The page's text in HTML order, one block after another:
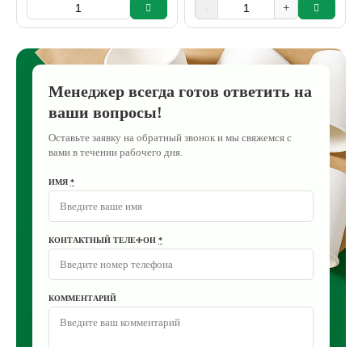
- +
Менеджер всегда готов ответить на
ваши вопросы!
Оставьте заявку на обратный звонок и мы свяжемся с
вами в течении рабочего дня.
ИМЯ *
КОНТАКТНЫЙ ТЕЛЕФОН *
КОММЕНТАРИЙ